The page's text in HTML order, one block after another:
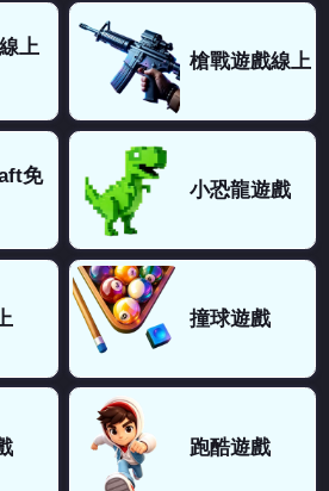
上
槍戰遊戲線上
免
小恐龍遊戲
撞球遊戲
跑酷遊戲